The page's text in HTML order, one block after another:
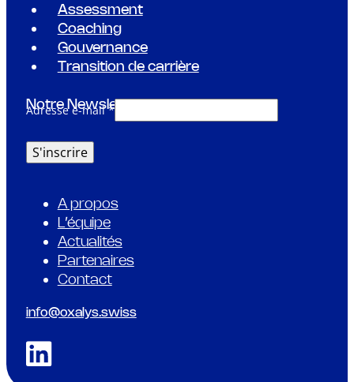
Assessment
Coaching
Gouvernance
Transition de carrière
Notre Newsletter
Adresse e-mail *
A propos
L’équipe
Actualités
Partenaires
Contact
info@oxalys.swiss